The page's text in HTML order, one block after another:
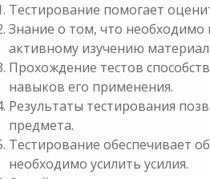
Тестирование помогает
Знание о том, что необходимо
активному изучению
Прохождение тестов
навыков его применения.
Результаты тестирования
предмета.
Тестирование обеспечивает
необходимо усилить усилия.